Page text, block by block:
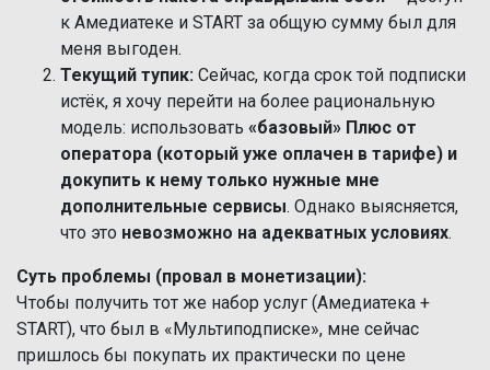
к Амедиатеке и START за общую сумму был для
меня выгоден.
Текущий тупик: Сейчас, когда срок той подписки
истёк, я хочу перейти на более рациональную
модель: использовать «базовый» Плюс от
оператора (который уже оплачен в тарифе) и
докупить к нему только нужные мне
дополнительные сервисы. Однако выясняется,
что это невозможно на адекватных условиях.
Суть проблемы (провал в монетизации):
Чтобы получить тот же набор услуг (Амедиатека +
START), что был в «Мультиподписке», мне сейчас
пришлось бы покупать их практически по цене